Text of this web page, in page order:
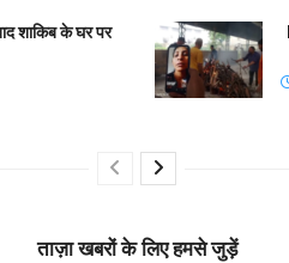
शाकिब के घर पर
ताज़ा खबरों के लिए हमसे जुड़ें